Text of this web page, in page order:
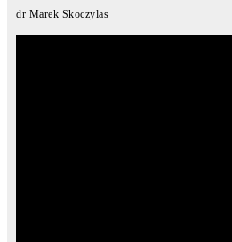
dr Marek Skoczylas